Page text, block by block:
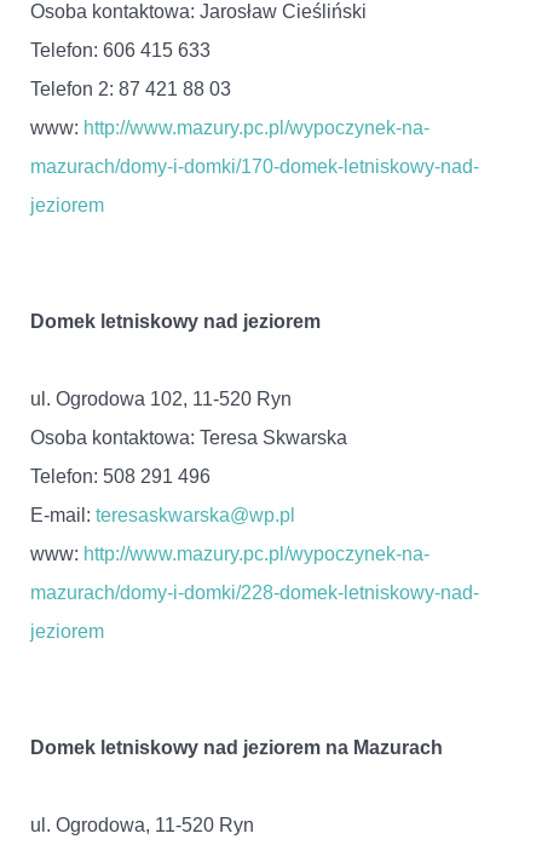
Osoba kontaktowa: Jarosław Cieśliński
Telefon: 606 415 633
Telefon 2: 87 421 88 03
www: http://www.mazury.pc.pl/wypoczynek-na-
mazurach/domy-i-domki/170-domek-letniskowy-nad-
jeziorem
Domek letniskowy nad jeziorem
ul. Ogrodowa 102, 11-520 Ryn
Osoba kontaktowa: Teresa Skwarska
Telefon: 508 291 496
E-mail: teresaskwarska@wp.pl
www: http://www.mazury.pc.pl/wypoczynek-na-
mazurach/domy-i-domki/228-domek-letniskowy-nad-
jeziorem
Domek letniskowy nad jeziorem na Mazurach
ul. Ogrodowa, 11-520 Ryn